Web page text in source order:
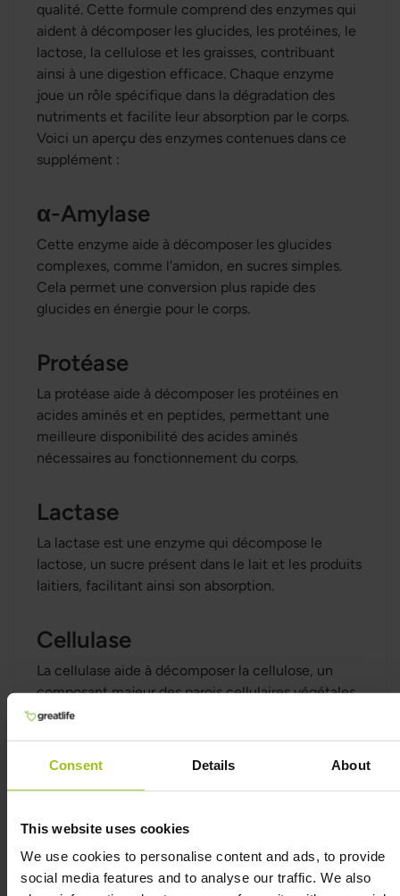
Consent Details About
This website uses cookies
We use cookies to personalise content and ads, to provide
social media features and to analyse our traffic. We also
qualité. Cette formule comprend des enzymes qui
aident à décomposer les glucides, les protéines, le
lactose, la cellulose et les graisses, contribuant
ainsi à une digestion efficace. Chaque enzyme
joue un rôle spécifique dans la dégradation des
nutriments et facilite leur absorption par le corps.
Voici un aperçu des enzymes contenues dans ce
supplément :
α-Amylase
Cette enzyme aide à décomposer les glucides
complexes, comme l'amidon, en sucres simples.
Cela permet une conversion plus rapide des
glucides en énergie pour le corps.
Protéase
La protéase aide à décomposer les protéines en
acides aminés et en peptides, permettant une
meilleure disponibilité des acides aminés
nécessaires au fonctionnement du corps.
Lactase
La lactase est une enzyme qui décompose le
lactose, un sucre présent dans le lait et les produits
laitiers, facilitant ainsi son absorption.
Cellulase
La cellulase aide à décomposer la cellulose, un
composant majeur des parois cellulaires végétales.
Elle permet ainsi une meilleure digestion des
Lipase
La lipase aide à décomposer les graisses en acides
l'organisme.